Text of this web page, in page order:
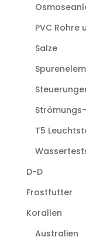
PVC Rohre
Salze
T5
D-D
Frostfutter
Korallen
Australien